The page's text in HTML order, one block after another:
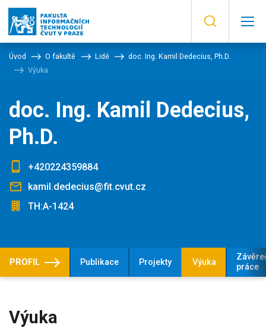
Úvod O fakultě Lidé
doc. Ing. Kamil Dedecius, Ph.D.
Výuka
doc. Ing. Kamil Dedecius,
Ph.D.
+420224359884
kamil.dedecius@fit.cvut.cz
TH:A-1424
PROFIL Publikace Projekty Výuka
práce
Výuka